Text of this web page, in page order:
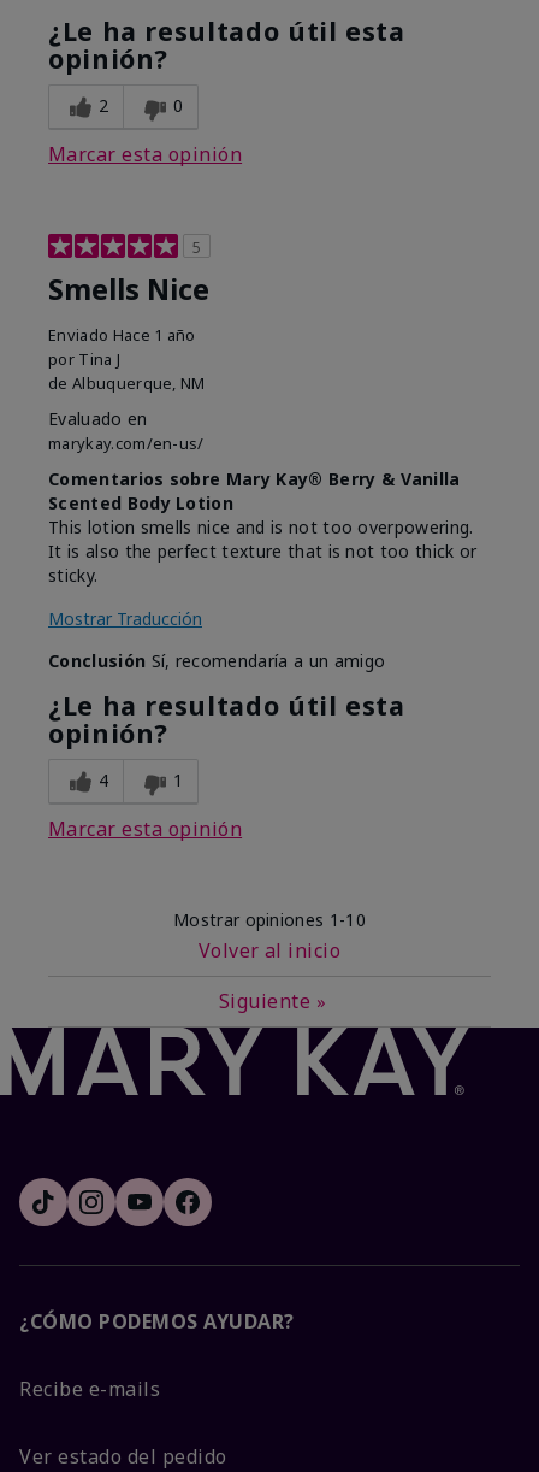
¿Le ha resultado útil esta
opinión?
2 0
Marcar esta opinión
5
Smells Nice
Enviado Hace 1 año
por Tina J
de Albuquerque, NM
Evaluado en
marykay.com/en-us/
Comentarios sobre Mary Kay® Berry & Vanilla
Scented Body Lotion
This lotion smells nice and is not too overpowering.
It is also the perfect texture that is not too thick or
sticky.
Mostrar Traducción
Conclusión Sí, recomendaría a un amigo
¿Le ha resultado útil esta
opinión?
4 1
Marcar esta opinión
Mostrar opiniones 1-10
Volver al inicio
Siguiente »
¿CÓMO PODEMOS AYUDAR?
Recibe e-mails
Ver estado del pedido